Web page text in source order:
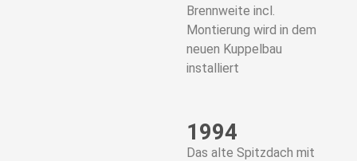
Brennweite incl.
Montierung wird in dem
neuen Kuppelbau
installiert
1994
Das alte Spitzdach mit